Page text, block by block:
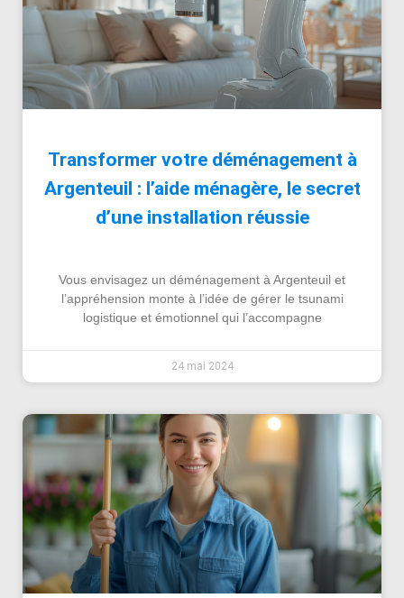
Transformer votre déménagement à
Argenteuil : l’aide ménagère, le secret
d’une installation réussie
Vous envisagez un déménagement à Argenteuil et
l’appréhension monte à l’idée de gérer le tsunami
logistique et émotionnel qui l’accompagne
24 mai 2024